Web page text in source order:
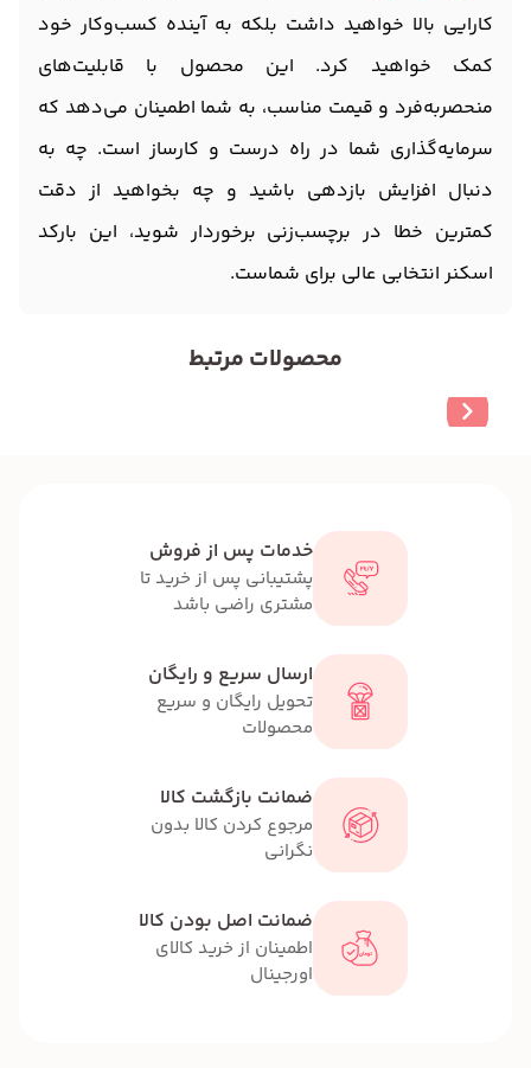
کارایی بالا خواهید داشت بلکه به آینده کسب‌وکار خود
کمک خواهید کرد. این محصول با قابلیت‌های
منحصربه‌فرد و قیمت مناسب، به شما اطمینان می‌دهد که
سرمایه‌گذاری شما در راه درست و کارساز است. چه به
دنبال افزایش بازدهی باشید و چه بخواهید از دقت
کمترین خطا در برچسب‌زنی برخوردار شوید، این بارکد
اسکنر انتخابی عالی برای شماست.
محصولات مرتبط
خدمات پس از فروش
پشتیبانی پس از خرید تا
مشتری راضی باشد
ارسال سریع و رایگان
تحویل رایگان و سریع
محصولات
ضمانت بازگشت کالا
مرجوع کردن کالا بدون
نگرانی
ضمانت اصل بودن کالا
اطمینان از خرید کالای
اورجینال